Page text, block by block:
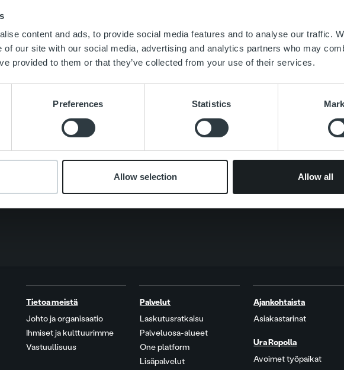
content and ads, to provide social media features and to analyse our traffic.
of our site with our social media, advertising and analytics partners who may
provided to them or that they’ve collected from your use of their services.
Preferences Statistics
Allow selection Allow all
Search for:
Tietoa meistä
Johto ja organisaatio
Ihmiset ja kulttuurimme
Vastuullisuus
Palvelut
Laskutusratkaisu
Palveluosa-alueet
One platform
Lisäpalvelut
Ajankohtaista
Asiakastarinat
Ura Ropolla
Avoimet työpaikat